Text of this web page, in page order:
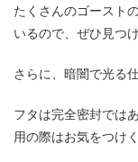
たくさんのゴースト
いるので、ぜひ見つ
さらに、暗闇で光る
フタは完全密封では
用の際はお気をつけ